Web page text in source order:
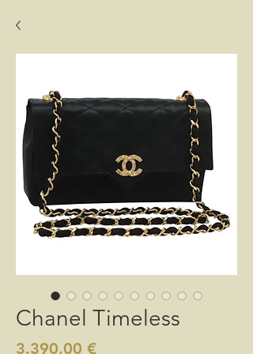
Chanel Timeless
3.390,00 €Preis